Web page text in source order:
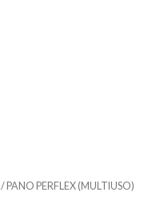
/ PANO PERFLEX (MULTIUSO)